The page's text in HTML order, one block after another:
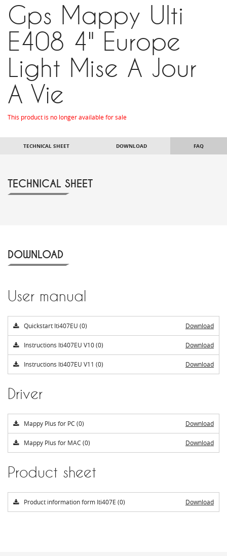
Gps Mappy Ulti
E408 4" Europe
Light Mise A Jour
A Vie
This product is no longer available for sale
TECHNICAL SHEET DOWNLOAD FAQ
TECHNICAL SHEET
DOWNLOAD
User manual
Quickstart Iti407EU (0) Download
Instructions Iti407EU V10 (0) Download
Instructions Iti407EU V11 (0) Download
Driver
Mappy Plus for PC (0) Download
Mappy Plus for MAC (0) Download
Product sheet
Product information form Iti407E (0) Download